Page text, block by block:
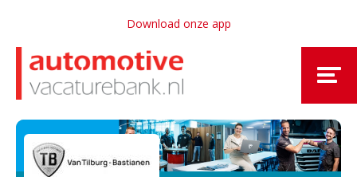
Download onze app